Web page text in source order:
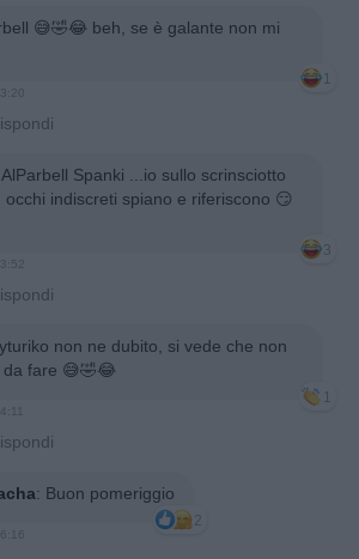
😅🤣😂 beh, se è galante non mi
1
AlParbell Spanki ...io sullo scrinsciotto
occhi indiscreti spiano e riferiscono 😏
3
non ne dubito, si vede che non
da fare 😅🤣😂
1
: Buon pomeriggio
2